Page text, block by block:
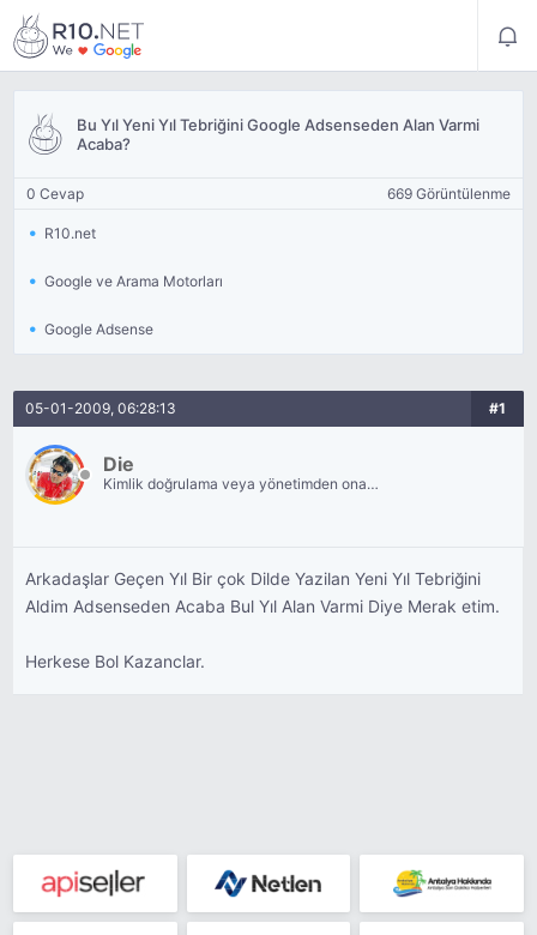
Bu Yıl Yeni Yıl Tebriğini Google Adsenseden Alan Varmi
Acaba?
0 Cevap 669 Görüntülenme
R10.net
Google ve Arama Motorları
Google Adsense
05-01-2009, 06:28:13 #1
Die
Kimlik doğrulama veya yönetimden onay
Arkadaşlar Geçen Yıl Bir çok Dilde Yazilan Yeni Yıl Tebriğini
Aldim Adsenseden Acaba Bul Yıl Alan Varmi Diye Merak etim.
Herkese Bol Kazanclar.